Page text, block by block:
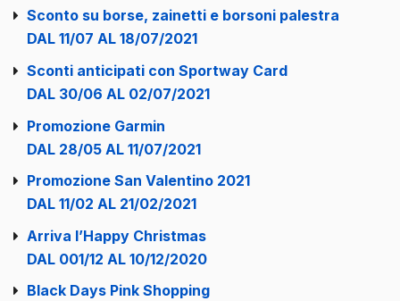
Sconto su borse, zainetti e borsoni palestra
DAL 11/07 AL 18/07/2021
Sconti anticipati con Sportway Card
DAL 30/06 AL 02/07/2021
Promozione Garmin
DAL 28/05 AL 11/07/2021
Promozione San Valentino 2021
DAL 11/02 AL 21/02/2021
Arriva l’Happy Christmas
DAL 001/12 AL 10/12/2020
Black Days Pink Shopping